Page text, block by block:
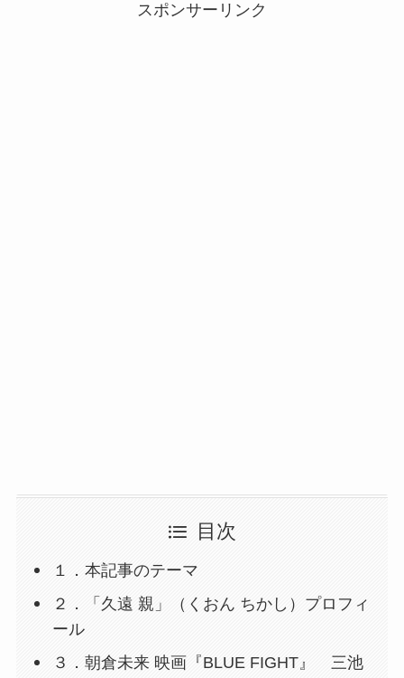
スポンサーリンク
目次
１．本記事のテーマ
２．「久遠 親」（くおん ちかし）プロフィ
ール
３．朝倉未来 映画『BLUE FIGHT』 三池